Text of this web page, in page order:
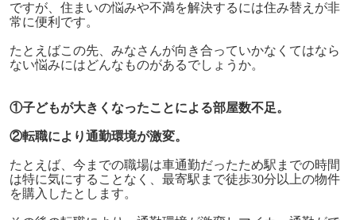
ですが、住まいの悩みや不満を解決するには住み替えが非
常に便利です。
たとえばこの先、みなさんが向き合っていかなくてはなら
ない悩みにはどんなものがあるでしょうか。
①子どもが大きくなったことによる部屋数不足。
②転職により通勤環境が激変。
たとえば、今までの職場は車通勤だったため駅までの時間
は特に気にすることなく、最寄駅まで徒歩30分以上の物件
を購入したとします。